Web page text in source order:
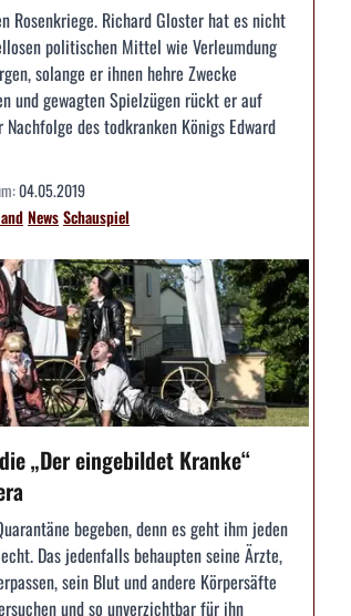
Rosenkriege. Richard Gloster hat es nicht
politischen Mittel wie Verleumdung
solange er ihnen hehre Zwecke
und gewagten Spielzügen rückt er auf
des todkranken Königs Edward
04.05.2019
NewsSchauspiel
„Der eingebildet Kranke“
begeben, denn es geht ihm jeden
Das jedenfalls behaupten seine Ärzte,
sein Blut und andere Körpersäfte
und so unverzichtbar für ihn